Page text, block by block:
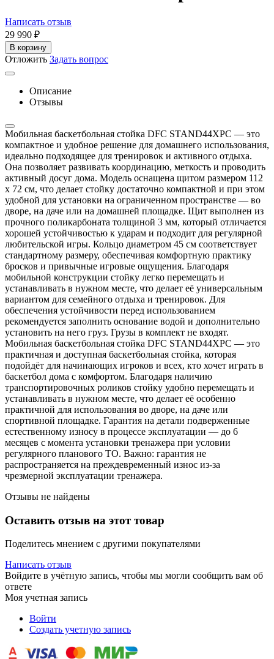
Написать отзыв
29 990 ₽
В корзину
Отложить Задать вопрос
Описание
Отзывы
Мобильная баскетбольная стойка DFC STAND44XPC — это
компактное и удобное решение для домашнего использования,
идеально подходящее для тренировок и активного отдыха.
Она позволяет развивать координацию, меткость и проводить
активный досуг дома. Модель оснащена щитом размером 112
х 72 см, что делает стойку достаточно компактной и при этом
удобной для установки на ограниченном пространстве — во
дворе, на даче или на домашней площадке. Щит выполнен из
прочного поликарбоната толщиной 3 мм, который отличается
хорошей устойчивостью к ударам и подходит для регулярной
любительской игры. Кольцо диаметром 45 см соответствует
стандартному размеру, обеспечивая комфортную практику
бросков и привычные игровые ощущения. Благодаря
мобильной конструкции стойку легко перемещать и
устанавливать в нужном месте, что делает её универсальным
вариантом для семейного отдыха и тренировок. Для
обеспечения устойчивости перед использованием
рекомендуется заполнить основание водой и дополнительно
установить на него груз. Грузы в комплект не входят.
Мобильная баскетбольная стойка DFC STAND44XPC — это
практичная и доступная баскетбольная стойка, которая
подойдёт для начинающих игроков и всех, кто хочет играть в
баскетбол дома с комфортом. Благодаря наличию
транспортировочных роликов стойку удобно перемещать и
устанавливать в нужном месте, что делает её особенно
практичной для использования во дворе, на даче или
спортивной площадке. Гарантия на детали подверженные
естественному износу в процессе эксплуатации — до 6
месяцев с момента установки тренажера при условии
регулярного планового ТО. Важно: гарантия не
распространяется на преждевременный износ из-за
чрезмерной эксплуатации тренажера.
Отзывы не найдены
Оставить отзыв на этот товар
Поделитесь мнением с другими покупателями
Написать отзыв
Войдите в учётную запись, чтобы мы могли сообщить вам об
ответе
Моя учетная запись
Войти
Создать учетную запись